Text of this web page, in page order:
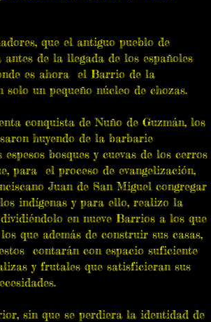
Artesano De Mascaras
Villalobos Artesano de
Grupo de Danza
que el antiguo pueblo de
de la llegada de los españoles
es ahora el Barrio de la
solo un pequeño núcleo de chozas.
conquista de Nuño de Guzmán, los
huyendo de la barbarie
bosques y cuevas de los cerros
para el proceso de evangelización,
Juan de San Miguel congregar
indígenas y para ello, realizo la
en nueve Barrios a los que
que además de construir sus casas,
contarán con espacio suficiente
y frutales que satisficieran sus
sin que se perdiera la identidad de